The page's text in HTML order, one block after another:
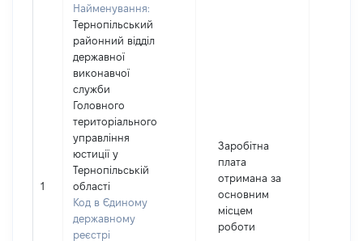
1
Найменування:
Тернопільський
районний відділ
державної
виконавчої
служби
Головного
територіального
управління
юстиції у
Тернопільській
області
Код в Єдиному
державному
реєстрі
Заробітна
плата
отримана за
основним
місцем
роботи